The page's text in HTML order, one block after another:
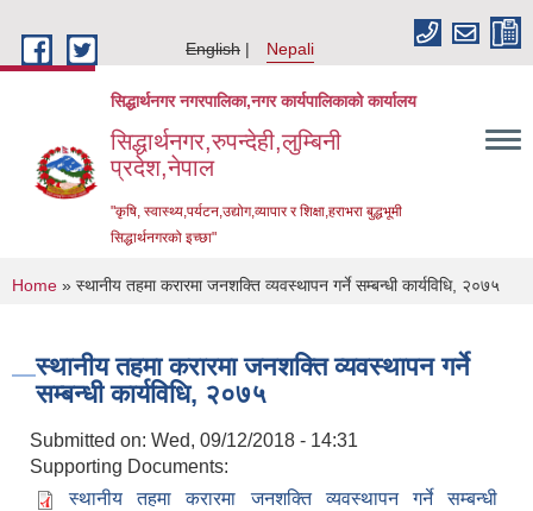
English
Nepali
सिद्धार्थनगर नगरपालिका,नगर कार्यपालिकाको कार्यालय
सिद्धार्थनगर,रुपन्देही,लुम्बिनी
प्रदेश,नेपाल
"कृषि, स्वास्थ्य,पर्यटन,उद्योग,व्यापार र शिक्षा,हराभरा बुद्धभूमी
सिद्धार्थनगरको इच्छा"
You are here
Home » स्थानीय तहमा करारमा जनशक्ति व्यवस्थापन गर्ने सम्बन्धी कार्यविधि, २०७५
स्थानीय तहमा करारमा जनशक्ति व्यवस्थापन गर्ने
सम्बन्धी कार्यविधि, २०७५
Submitted on: Wed, 09/12/2018 - 14:31
Supporting Documents:
स्थानीय तहमा करारमा जनशक्ति व्यवस्थापन गर्ने सम्बन्धी